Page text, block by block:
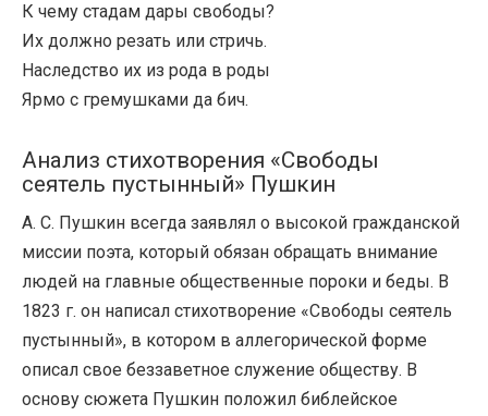
К чему стадам дары свободы?
Их должно резать или стричь.
Наследство их из рода в роды
Ярмо с гремушками да бич.
Анализ стихотворения «Свободы
сеятель пустынный» Пушкин
А. С. Пушкин всегда заявлял о высокой гражданской
миссии поэта, который обязан обращать внимание
людей на главные общественные пороки и беды. В
1823 г. он написал стихотворение «Свободы сеятель
пустынный», в котором в аллегорической форме
описал свое беззаветное служение обществу. В
основу сюжета Пушкин положил библейское